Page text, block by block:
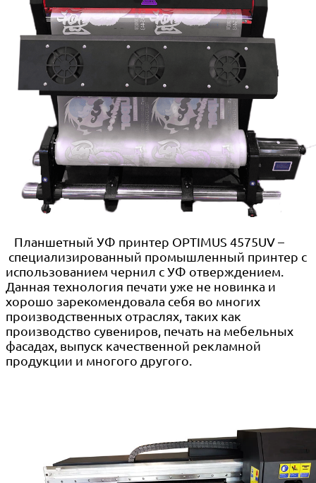
Планшетный УФ принтер OPTIMUS 4575UV –
специализированный промышленный принтер с
использованием чернил с УФ отверждением.
Данная технология печати уже не новинка и
хорошо зарекомендовала себя во многих
производственных отраслях, таких как
производство сувениров, печать на мебельных
фасадах, выпуск качественной рекламной
продукции и многого другого.